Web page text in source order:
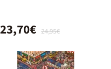
24,95€
23,70€